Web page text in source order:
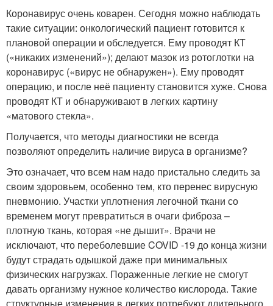
Коронавирус очень коварен. Сегодня можно наблюдать
такие ситуации: онкологический пациент готовится к
плановой операции и обследуется. Ему проводят КТ
(«никаких изменений»); делают мазок из ротоглотки на
коронавирус («вирус не обнаружен»). Ему проводят
операцию, и после неё пациенту становится хуже. Снова
проводят КТ и обнаруживают в легких картину
«матового стекла».
Получается, что методы диагностики не всегда
позволяют определить наличие вируса в организме?
Это означает, что всем нам надо пристально следить за
своим здоровьем, особенно тем, кто перенес вирусную
пневмонию. Участки уплотнения легочной ткани со
временем могут превратиться в очаги фиброза –
плотную ткань, которая «не дышит». Врачи не
исключают, что переболевшие COVID -19 до конца жизни
будут страдать одышкой даже при минимальных
физических нагрузках. Пораженные легкие не смогут
давать организму нужное количество кислорода. Такие